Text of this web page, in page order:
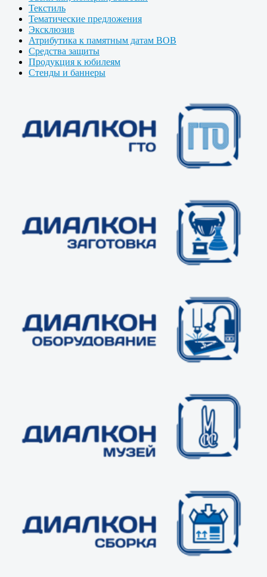
Текстиль
Тематические предложения
Эксклюзив
Атрибутика к памятным датам ВОВ
Средства защиты
Продукция к юбилеям
Стенды и баннеры